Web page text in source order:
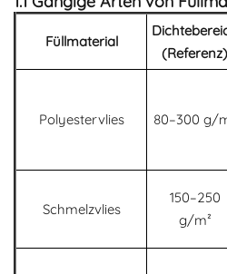
Füllmaterial
(Referenz)
Polyestervlies 80–300 g/
Schmelzvlies
150–250
g/m²